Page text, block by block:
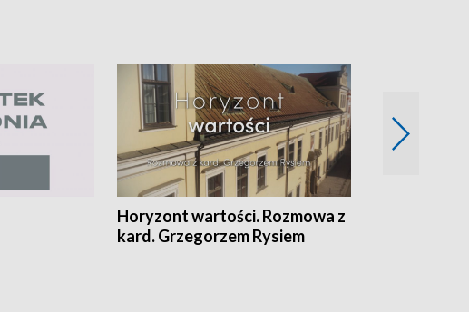
Horyzont wartości. Rozmowa z
kard. Grzegorzem Rysiem